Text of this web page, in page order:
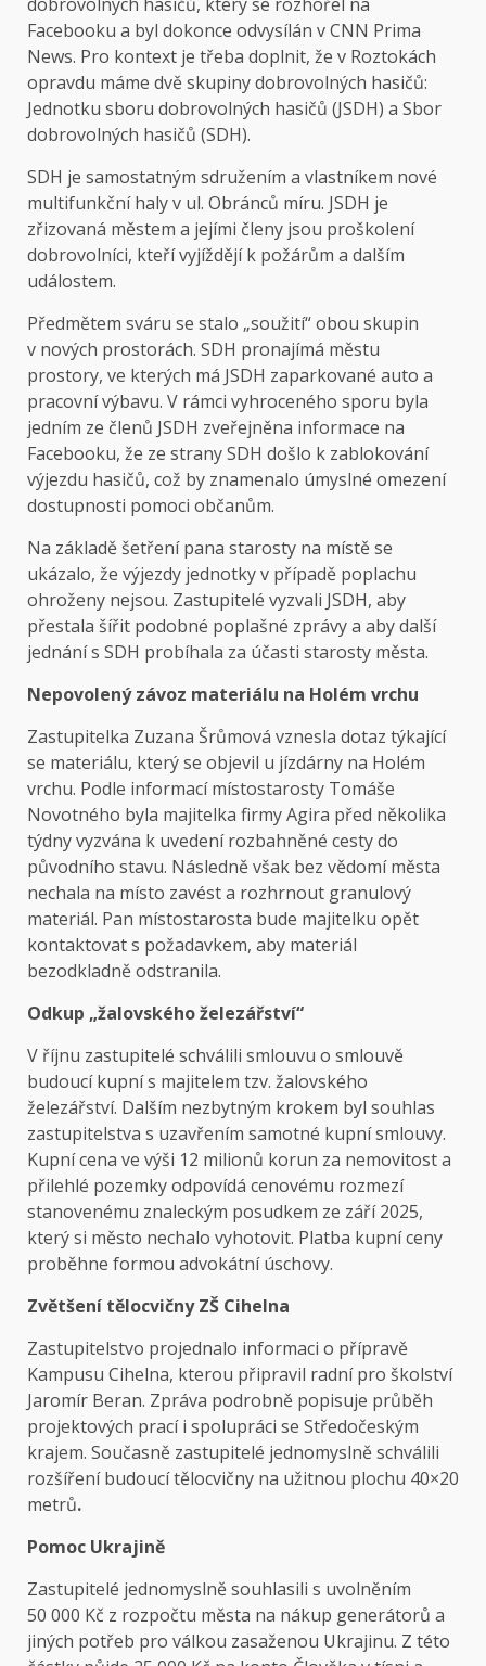
Facebooku a byl dokonce odvysílán v CNN Prima
News. Pro kontext je třeba doplnit, že v Roztokách
opravdu máme dvě skupiny dobrovolných hasičů:
Jednotku sboru dobrovolných hasičů (JSDH) a Sbor
dobrovolných hasičů (SDH).
SDH je samostatným sdružením a vlastníkem nové
multifunkční haly v ul. Obránců míru. JSDH je
zřizovaná městem a jejími členy jsou proškolení
dobrovolníci, kteří vyjíždějí k požárům a dalším
událostem.
Předmětem sváru se stalo „soužití“ obou skupin
v nových prostorách. SDH pronajímá městu
prostory, ve kterých má JSDH zaparkované auto a
pracovní výbavu. V rámci vyhroceného sporu byla
jedním ze členů JSDH zveřejněna informace na
Facebooku, že ze strany SDH došlo k zablokování
výjezdu hasičů, což by znamenalo úmyslné omezení
dostupnosti pomoci občanům.
Na základě šetření pana starosty na místě se
ukázalo, že výjezdy jednotky v případě poplachu
ohroženy nejsou. Zastupitelé vyzvali JSDH, aby
přestala šířit podobné poplašné zprávy a aby další
jednání s SDH probíhala za účasti starosty města.
Nepovolený závoz materiálu na Holém vrchu
Zastupitelka Zuzana Šrůmová vznesla dotaz týkající
se materiálu, který se objevil u jízdárny na Holém
vrchu. Podle informací místostarosty Tomáše
Novotného byla majitelka firmy Agira před několika
týdny vyzvána k uvedení rozbahněné cesty do
původního stavu. Následně však bez vědomí města
nechala na místo zavést a rozhrnout granulový
materiál. Pan místostarosta bude majitelku opět
kontaktovat s požadavkem, aby materiál
bezodkladně odstranila.
Odkup „žalovského železářství“
V říjnu zastupitelé schválili smlouvu o smlouvě
budoucí kupní s majitelem tzv. žalovského
železářství. Dalším nezbytným krokem byl souhlas
zastupitelstva s uzavřením samotné kupní smlouvy.
Kupní cena ve výši 12 milionů korun za nemovitost a
přilehlé pozemky odpovídá cenovému rozmezí
stanovenému znaleckým posudkem ze září 2025,
který si město nechalo vyhotovit. Platba kupní ceny
proběhne formou advokátní úschovy.
Zvětšení tělocvičny ZŠ Cihelna
Zastupitelstvo projednalo informaci o přípravě
Kampusu Cihelna, kterou připravil radní pro školství
Jaromír Beran. Zpráva podrobně popisuje průběh
projektových prací i spolupráci se Středočeským
krajem. Současně zastupitelé jednomyslně schválili
rozšíření budoucí tělocvičny na užitnou plochu 40×20
metrů.
Pomoc Ukrajině
Zastupitelé jednomyslně souhlasili s uvolněním
50 000 Kč z rozpočtu města na nákup generátorů a
jiných potřeb pro válkou zasaženou Ukrajinu. Z této